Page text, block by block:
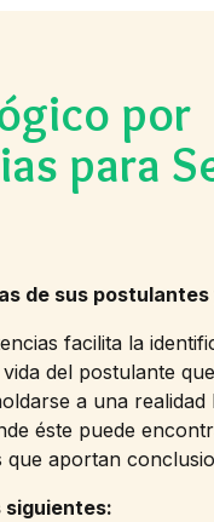
por
para
de sus
facilita la
del postulante
a una
éste puede
que aportan
siguientes: